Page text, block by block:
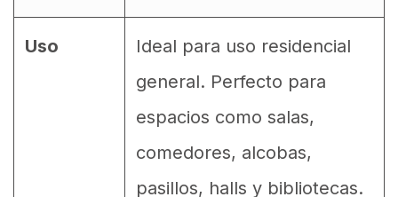
Uso
Ideal para uso residencial
general. Perfecto para
espacios como salas,
comedores, alcobas,
pasillos, halls y bibliotecas.